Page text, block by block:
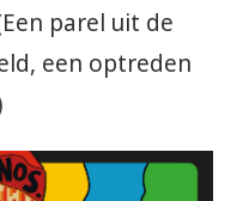
parel uit de
een optreden